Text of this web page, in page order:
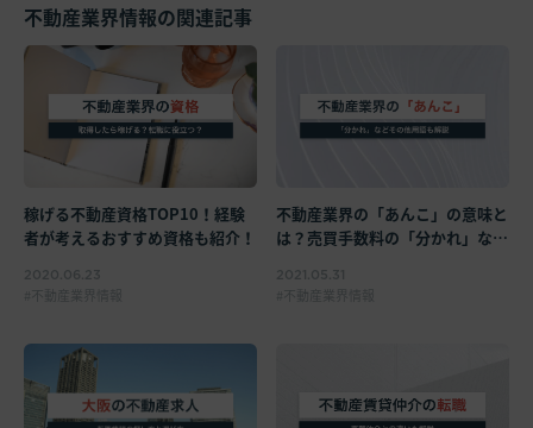
不動産業界情報の関連記事
稼げる不動産資格TOP10！経験
者が考えるおすすめ資格も紹介！
2020.06.23
不動産業界情報
不動産業界の「あんこ」の意味と
は？売買手数料の「分かれ」など
2021.05.31
不動産業界情報